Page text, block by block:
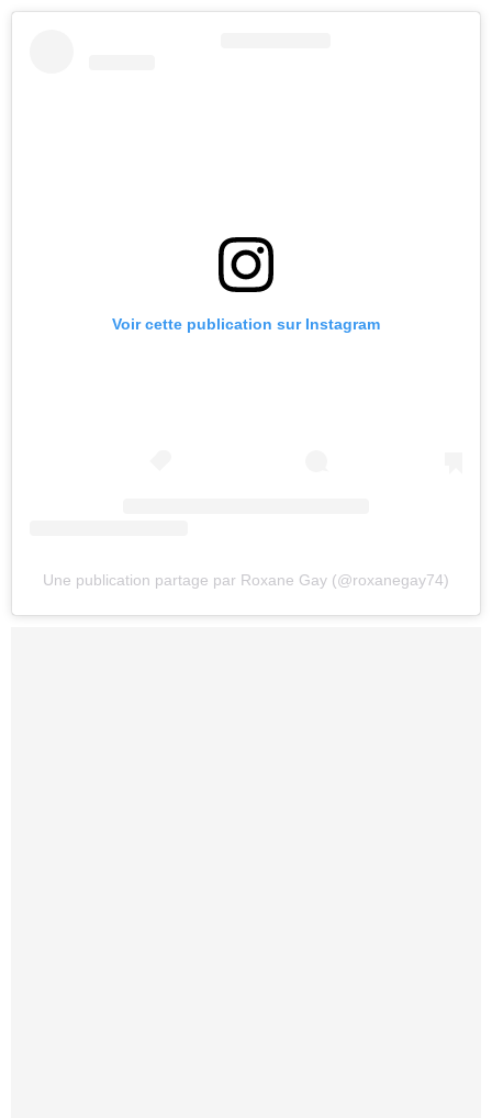
Voir cette publication sur Instagram
Une publication partage par Roxane Gay (@roxanegay74)